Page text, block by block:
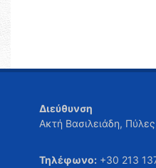
Διεύθυνση
Ακτή Βασιλειάδη,
Τηλέφωνο: +30 213